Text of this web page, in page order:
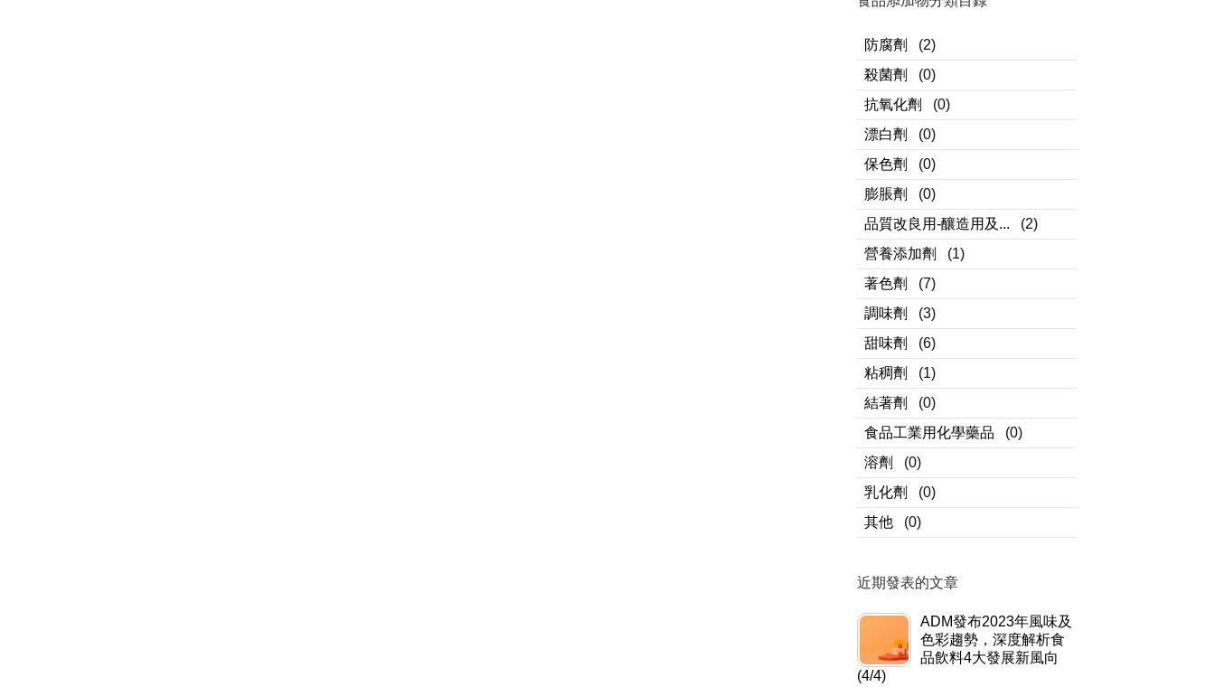
防腐劑
(2)
殺菌劑
(0)
抗氧化劑
(0)
漂白劑
(0)
保色劑
(0)
膨脹劑
(0)
品質改良用-釀造用及...
(2)
營養添加劑
(1)
著色劑
(7)
調味劑
(3)
甜味劑
(6)
粘稠劑
(1)
結著劑
(0)
食品工業用化學藥品
(0)
溶劑
(0)
乳化劑
(0)
其他
(0)
近期發表的文章
ADM發布2023年風味及
色彩趨勢，深度解析食
品飲料4大發展新風向
(4/4)